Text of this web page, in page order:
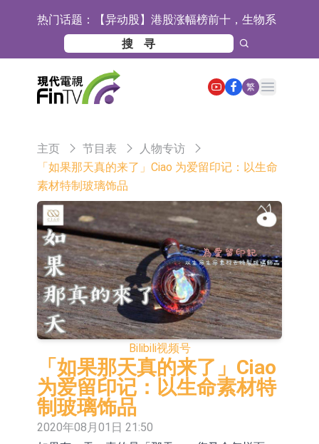
热门话题： 【异动股】港股涨幅榜前十，生物系
统工程股权(02902.HK)涨+218.75%，
敏捷控股(00186.HK)涨+82.50%
地纬智能：暂未开展对外的语料商业
化服务
嘉立创：公司主要提供EDA/CAM、
PCB、电子元器件等电子及机械产业
工信部：鼓励民爆企业依法依规实施
强国际运营能力的大型民爆企业集团
因美纳：首批由中国生产制造基地生
产的本土化产品完成客户交付
鲁阳节能：公司汽车衬垫 CCMAX、
E2K、HBD系列产品已实现量产销售
日韩股市收盘双双下挫
北京君正：预计后续仍将主要采用季
度调价的模式
【异动股】汽车整车板块下挫，北汽
蓝谷(600733.CN)跌6.38%
【异动股】港股涨幅榜前十，生物系
统工程股权(02902.HK)涨+231.25%，
中国智能健康(00348.HK)涨+133.33%
【异动股】钨板块拉升，中钨高新
(000657.CN)涨7.24%
【异动股】昨日打二板以上表现板块
拉升，欣天科技(300615.CN)涨
19.97%
【异动股】港股跌幅榜前十，天瑞汽
车内饰(06162.HK)跌18.00%，德信服
和光智成完成天使轮数千万融资
繁
Open main menu
主页 节目表
人物专访
「如果那天真的来了」Ciao 为爱留印记：以生命
素材特制玻璃饰品
Bilibili视频号
「如果那天真的来了」Ciao
为爱留印记：以生命素材特
制玻璃饰品
2020年08月01日 21:50